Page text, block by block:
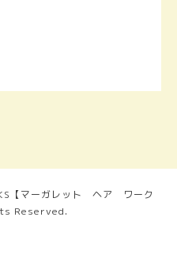
【マーガレット ヘア ワーク
Reserved.